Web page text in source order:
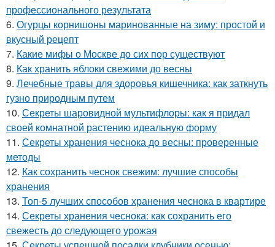
профессионального результата
6. Огурцы корнишоны маринованные на зиму: простой и
вкусный рецепт
7. Какие мифы о Москве до сих пор существуют
8. Как хранить яблоки свежими до весны
9. Лечебные травы для здоровья кишечника: как заткнуть
гузно природным путем
10. Секреты шаровидной мультифлоры: как я придал
своей комнатной растению идеальную форму
11. Секреты хранения чеснока до весны: проверенные
методы
12. Как сохранить чеснок свежим: лучшие способы
хранения
13. Топ-5 лучших способов хранения чеснока в квартире
14. Секреты хранения чеснока: как сохранить его
свежесть до следующего урожая